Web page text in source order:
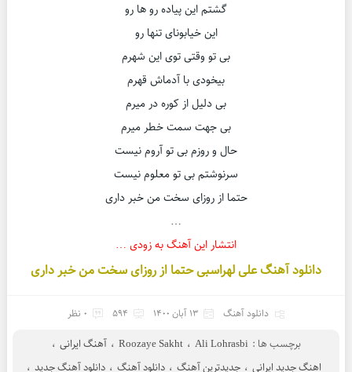
گشتم این پیاده رو ها رو
این خیابونای تنها رو
بی تو وقتی توی این شهرم
بیخودی با آدماش قهرم
بی دلیل از کوره در میرم
بی جهت سمت خطر میرم
حال و روزم بی تو آروم نیست
سرنوشتم بی تو معلوم نیست
حتما از روزای سخت من خبر داری
…
انتشار این آهنگ به زودی …
دانلود آهنگ علی لهراسبی حتما از روزای سخت من خبر داری
دانلود آهنگ 13 آبان 1400 594 0 نظر
برچسب ها : Ali Lohrasbi ، Roozaye Sakht ، آهنگ ایرانی ،
اهنگ جدید ایرانی ، جدیدترین آهنگ ، دانلود آهنگ ، دانلود آهنگ جدید ،